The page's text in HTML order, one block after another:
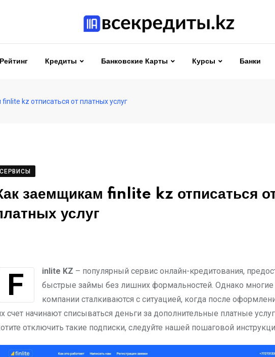
Рейтинг Кредиты Банковские Карты Курсы Банки
kz отписаться от платных услуг
СЕРВИСЫ
заемщикам finlite kz отписаться
услуг
Finlite KZ – популярный сервис онлайн-кредитования,
быстрые займы без лишних формальностей. Однако многие
компании сталкиваются с ситуацией, когда после
счет начинают списываться деньги за дополнительные платные
отключить такие подписки, следуйте нашей пошаговой